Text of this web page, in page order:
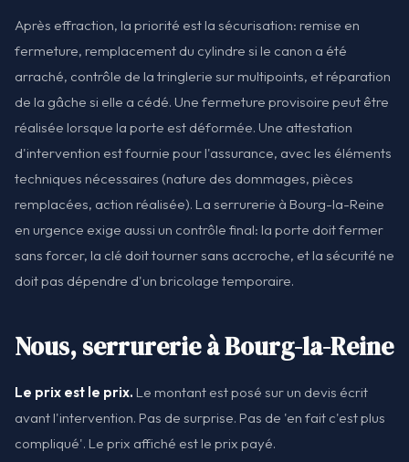
Après effraction, la priorité est la sécurisation: remise en
fermeture, remplacement du cylindre si le canon a été
arraché, contrôle de la tringlerie sur multipoints, et réparation
de la gâche si elle a cédé. Une fermeture provisoire peut être
réalisée lorsque la porte est déformée. Une attestation
d'intervention est fournie pour l'assurance, avec les éléments
techniques nécessaires (nature des dommages, pièces
remplacées, action réalisée). La serrurerie à Bourg-la-Reine
en urgence exige aussi un contrôle final: la porte doit fermer
sans forcer, la clé doit tourner sans accroche, et la sécurité ne
doit pas dépendre d'un bricolage temporaire.
Nous, serrurerie à Bourg-la-Reine
Le prix est le prix. Le montant est posé sur un devis écrit
avant l'intervention. Pas de surprise. Pas de 'en fait c'est plus
compliqué'. Le prix affiché est le prix payé.